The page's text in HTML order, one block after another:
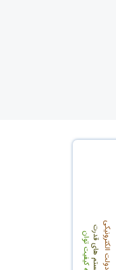
سیستم های قدرت